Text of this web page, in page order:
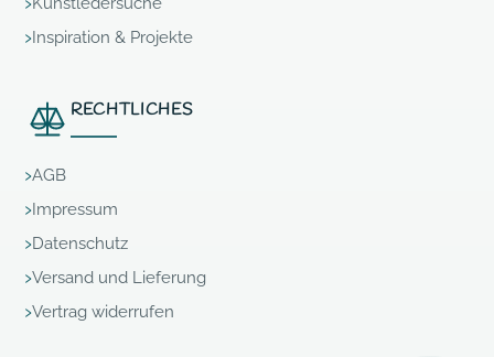
Inspiration & Projekte
RECHTLICHES
AGB
Impressum
Datenschutz
Versand und Lieferung
Vertrag widerrufen